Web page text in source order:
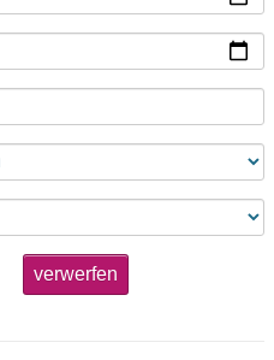
verwerfen